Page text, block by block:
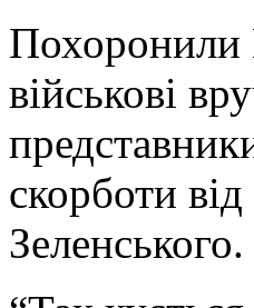
Похоронили
військові
скорботи
Зеленського.